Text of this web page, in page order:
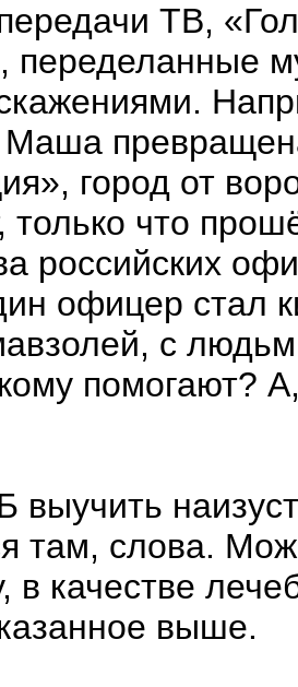
ТВ,
переделанные
город от
только что
российских
офицер стал
с
помогают?
там, слова.
в качестве
выше.